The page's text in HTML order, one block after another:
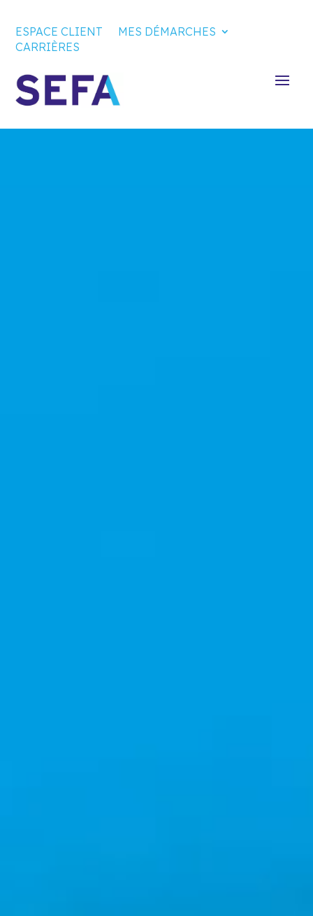
ESPACE CLIENT
MES DÉMARCHES
CARRIÈRES